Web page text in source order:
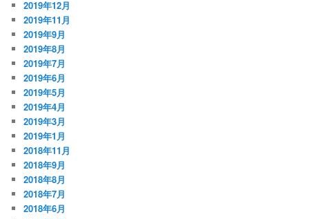
2019年12月
2019年11月
2019年9月
2019年8月
2019年7月
2019年6月
2019年5月
2019年4月
2019年3月
2019年1月
2018年11月
2018年9月
2018年8月
2018年7月
2018年6月